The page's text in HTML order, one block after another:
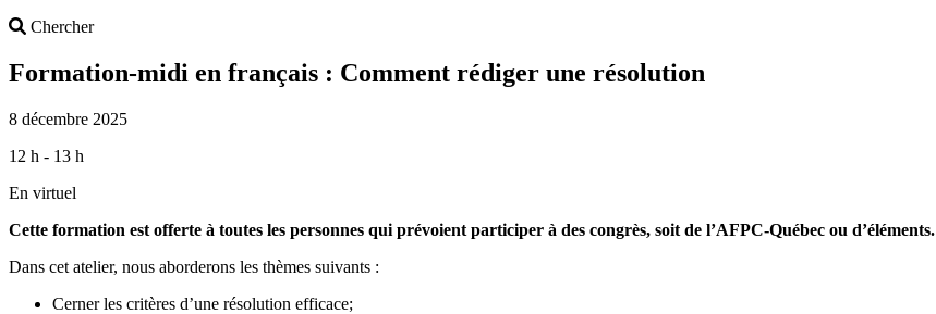
ChercherSearch
Formation-midi en français : Comment rédiger une résolution
8 décembre 2025
12 h - 13 h
En virtuel
Cette formation est offerte à toutes les personnes qui prévoient participer à des congrès, soit de l’AFPC-Québec ou d’éléments.
Dans cet atelier, nous aborderons les thèmes suivants :
Cerner les critères d’une résolution efficace;